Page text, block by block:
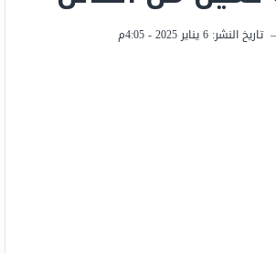
– تاريخ النشر: 6 يناير 2025 - 4:05م